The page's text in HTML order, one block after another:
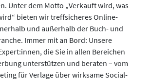
Unter dem Motto „Verkauft wird, was
bieten wir treffsicheres Online-
und außerhalb der Buch- und
Immer mit an Bord: Unsere
die Sie in allen Bereichen
unterstützen und beraten – vom
für Verlage über wirksame Social-